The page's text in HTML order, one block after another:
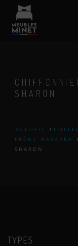
SHARON
ACCUEIL /
FRÊNE NAVARRA
/
SHARON
TYPES